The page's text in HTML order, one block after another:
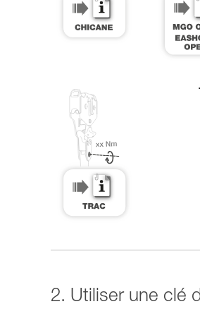
2. Utiliser une clé